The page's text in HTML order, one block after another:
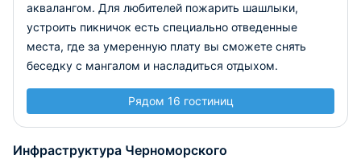
аквалангом. Для любителей пожарить шашлыки,
устроить пикничок есть специально отведенные
места, где за умеренную плату вы сможете снять
беседку с мангалом и насладиться отдыхом.
Рядом 16 гостиниц
Инфраструктура Черноморского